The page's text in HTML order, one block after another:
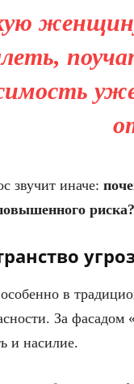
звучит иначе:
риска?
в
За
и насилие.